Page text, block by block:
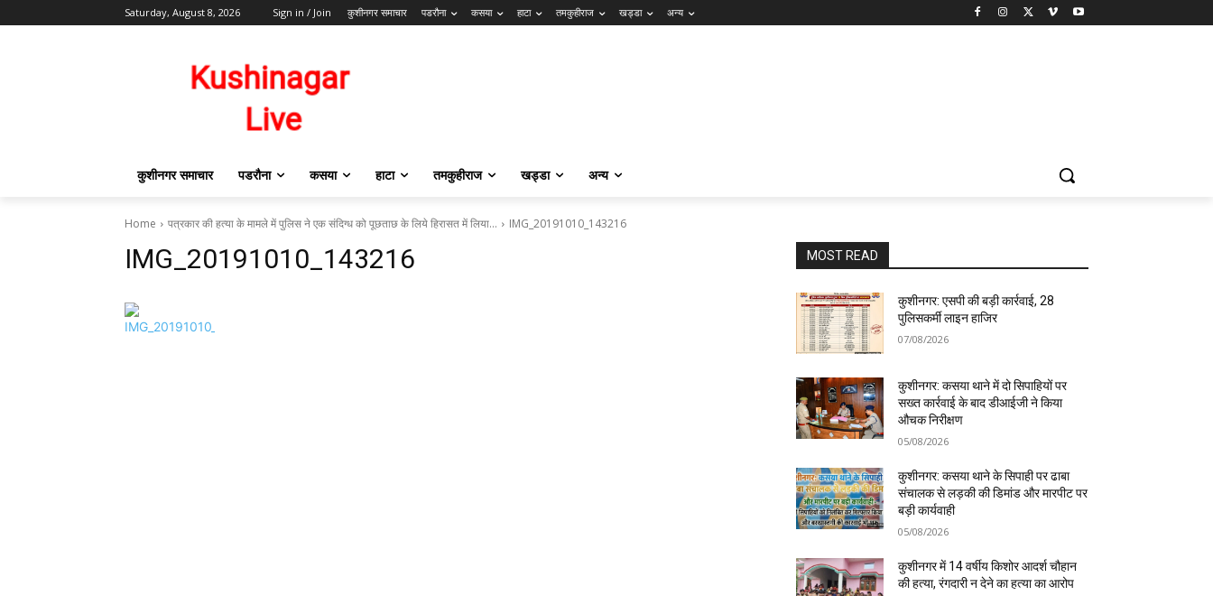
Saturday, August 8, 2026 Sign in / Join कुशीनगर समाचार पडरौना कसया हाटा तमकुहीराज खड्डा अन्य
कुशीनगर समाचार पडरौना कसया हाटा तमकुहीराज खड्डा अन्य
Home पत्रकार की हत्या के मामले में पुलिस ने एक संदिग्ध को पूछताछ के लिये हिरासत में लिया… IMG_20191010_143216
IMG_20191010_143216 MOST READ
कुशीनगर: एसपी की बड़ी कार्रवाई, 28
पुलिसकर्मी लाइन हाजिर
07/08/2026
कुशीनगर: कसया थाने में दो सिपाहियों पर
सख्त कार्रवाई के बाद डीआईजी ने किया
औचक निरीक्षण
05/08/2026
कुशीनगर: कसया थाने के सिपाही पर ढाबा
संचालक से लड़की की डिमांड और मारपीट पर
बड़ी कार्यवाही
05/08/2026
कुशीनगर में 14 वर्षीय किशोर आदर्श चौहान
की हत्या, रंगदारी न देने का हत्या का आरोप